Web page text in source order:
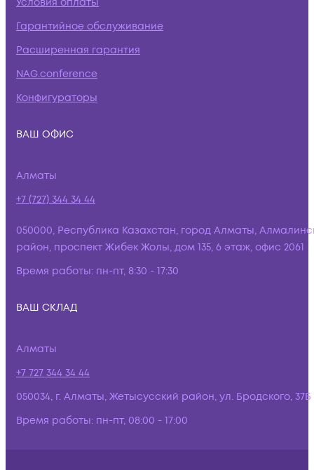
Гарантийное обслуживание
Расширенная гарантия
NAG.conference
Конфигураторы
ВАШ ОФИС
Алматы
+7 (727) 344 34 44
050000, Республика Казахстан, город Алматы,
район, проспект Жибек Жолы, дом 135, 6 этаж, офис 2061
Время работы: пн-пт, 8:30 - 17:30
ВАШ СКЛАД
Алматы
+7 727 344 34 44
050034, г. Алматы, Жетысусский район, ул. Бродского, 37Б
Время работы: пн-пт, 08:00 - 17:00